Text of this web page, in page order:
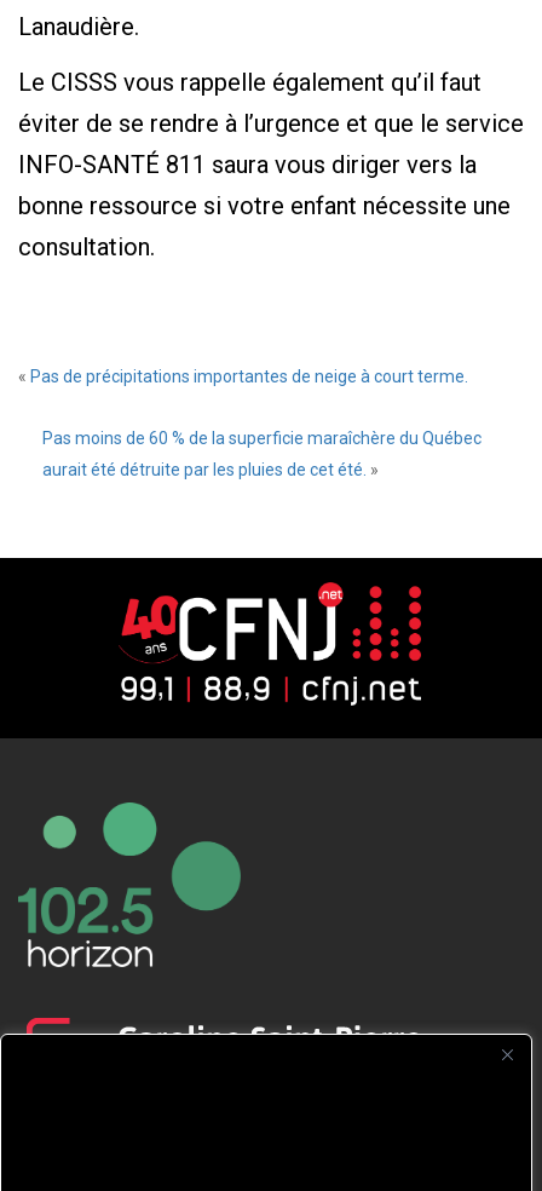
Lanaudière.
Le CISSS vous rappelle également qu’il faut
éviter de se rendre à l’urgence et que le service
INFO-SANTÉ 811 saura vous diriger vers la
bonne ressource si votre enfant nécessite une
consultation.
« Pas de précipitations importantes de neige à court terme.
Pas moins de 60 % de la superficie maraîchère du Québec
aurait été détruite par les pluies de cet été. »